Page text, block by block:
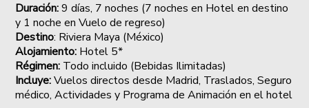
Duración:9 días, 7 noches (7 noches en Hotel en destino
y 1 noche en Vuelo de regreso)
Destino: Riviera Maya (México)
Alojamiento: Hotel 5*
Régimen: Todo incluido (Bebidas Ilimitadas)
Incluye:Vuelos directos desde Madrid, Traslados, Seguro
médico, Actividades y Programa de Animación en el hotel